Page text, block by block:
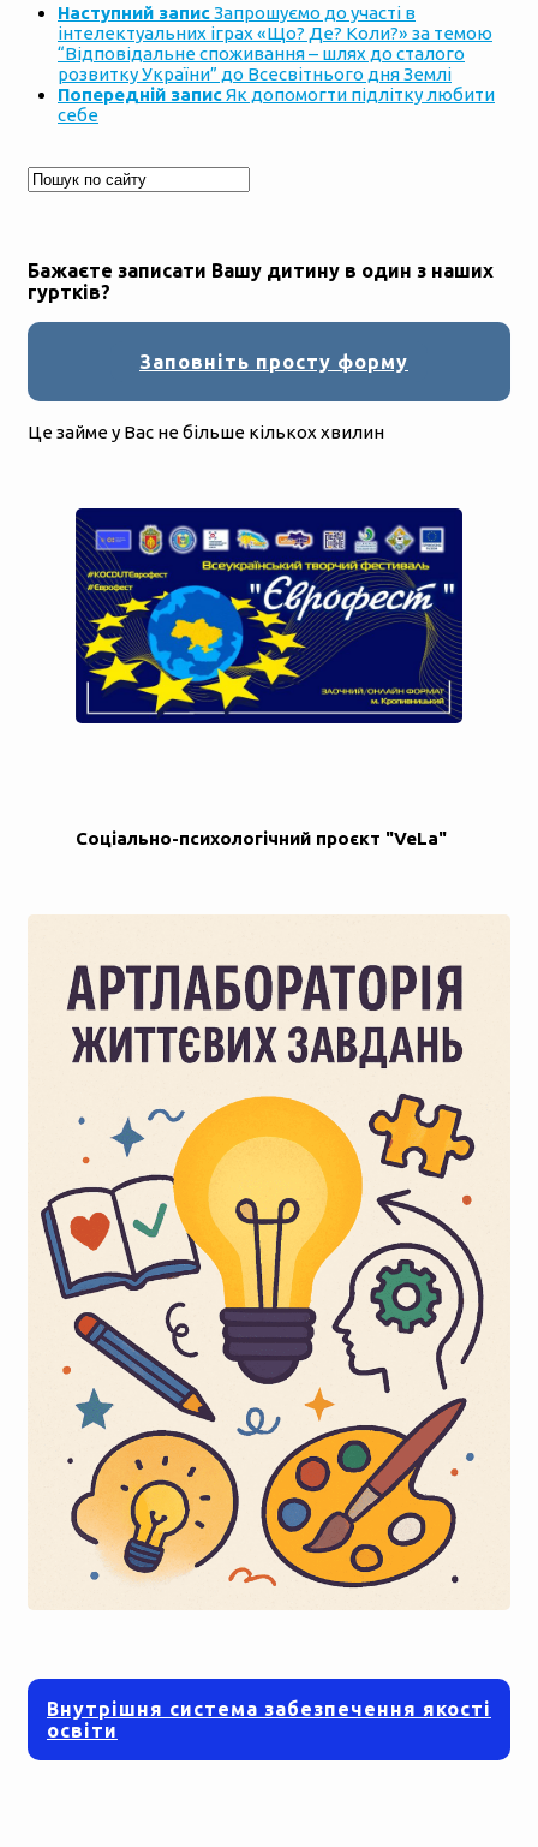
Наступний записЗапрошуємо до участі в
інтелектуальних іграх «Що? Де? Коли?» за темою
“Відповідальне споживання – шлях до сталого
розвитку України” до Всесвітнього дня Землі
Попередній записЯк допомогти підлітку любити
себе
Бажаєте записати Вашу дитину в один з наших
гуртків?
Заповніть просту форму
Це займе у Вас не більше кількох хвилин
Соціально-психологічний проєкт "VeLa"
Внутрішня система забезпечення якості
освіти